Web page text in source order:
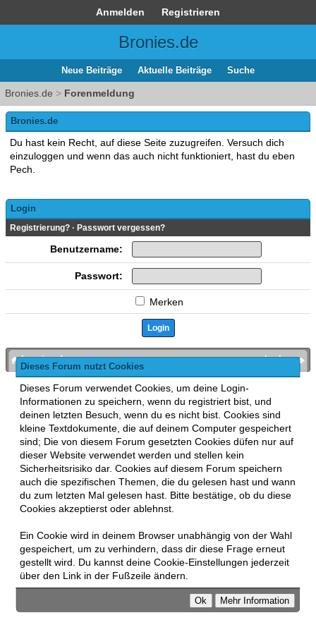
Anmelden Registrieren
Bronies.de
Neue Beiträge Aktuelle Beiträge Suche
Bronies.de > Forenmeldung
Dieses Forum nutzt Cookies
Dieses Forum verwendet Cookies, um deine Login-
Informationen zu speichern, wenn du registriert bist, und
deinen letzten Besuch, wenn du es nicht bist. Cookies sind
kleine Textdokumente, die auf deinem Computer gespeichert
sind; Die von diesem Forum gesetzten Cookies düfen nur auf
dieser Website verwendet werden und stellen kein
Sicherheitsrisiko dar. Cookies auf diesem Forum speichern
auch die spezifischen Themen, die du gelesen hast und wann
du zum letzten Mal gelesen hast. Bitte bestätige, ob du diese
Cookies akzeptierst oder ablehnst.
Ein Cookie wird in deinem Browser unabhängig von der Wahl
gespeichert, um zu verhindern, dass dir diese Frage erneut
gestellt wird. Du kannst deine Cookie-Einstellungen jederzeit
über den Link in der Fußzeile ändern.
Bronies.de
Du hast kein Recht, auf diese Seite zuzugreifen. Versuch dich
einzuloggen und wenn das auch nicht funktioniert, hast du eben
Pech.
Login
Registrierung? · Passwort vergessen?
Benutzername:
Passwort:
Merken
nach oben
bronies.de
MyBB , mobile Fassung: MyBB GoMobile
Zur Desktop-Version wechseln
This forum usesLukasz TkaczMyBB addons.